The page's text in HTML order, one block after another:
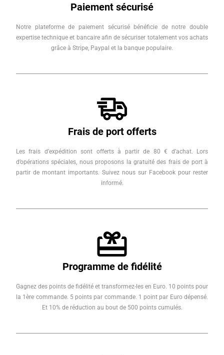
Paiement sécurisé
Notre plateforme de paiement sécurisé bénéficie de notre double
expertise technique et bancaire afin de sécuriser totalement vos achats
grâce à Stripe, Paypal et la banque populaire.
Frais de port offerts
Les frais d’expédition sont offerts à partir de 80 € d’achat. Lors
d’opérations spéciales, nous proposons la gratuité des frais de port à
partir de montant importants. Suivez nous sur Facebook pour rester
informé.
Programme de fidélité
Gagnez des points de fidélité et transformez-les en Euro. 10 points pour
la 1ère commande. 5 points par commande. 1 point par Euro dépensé.
Et 10% de réduction au bout de 500 points cumulés.